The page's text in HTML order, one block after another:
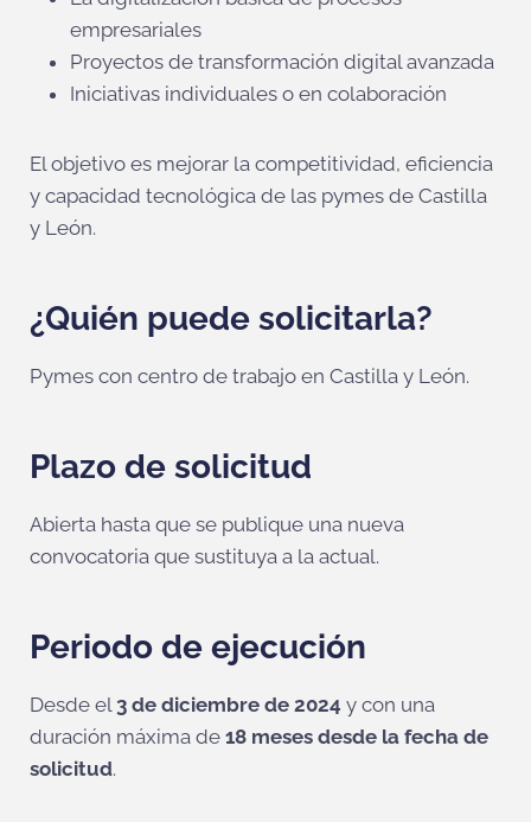
empresariales
Proyectos de transformación digital avanzada
Iniciativas individuales o en colaboración
El objetivo es mejorar la competitividad, eficiencia
y capacidad tecnológica de las pymes de Castilla
y León.
¿Quién puede solicitarla?
Pymes con centro de trabajo en Castilla y León.
Plazo de solicitud
Abierta hasta que se publique una nueva
convocatoria que sustituya a la actual.
Periodo de ejecución
Desde el3 de diciembre de 2024 y con una
duración máxima de 18 meses desde la fecha de
solicitud.